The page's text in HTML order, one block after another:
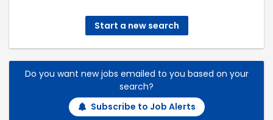
Start a new search
Do you want new jobs emailed to you based on your
search?
Subscribe to Job Alerts